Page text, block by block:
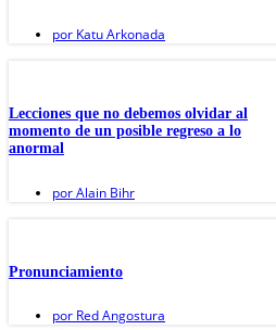
por Katu Arkonada
Lecciones que no debemos olvidar al
momento de un posible regreso a lo
anormal
porAlain Bihr
Pronunciamiento
por Red Angostura